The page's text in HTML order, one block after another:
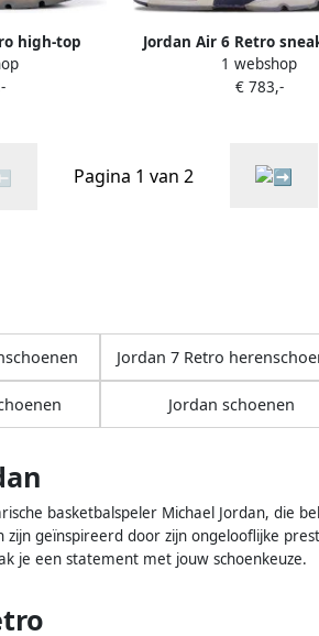
high-top
Jordan Air 6 Retro
1 webshop
€ 783,-
Pagina 1 van 2
Jordan 7 Retro
Jordan schoenen
basketbalspeler Michael Jordan, die
zijn geïnspireerd door zijn ongelooflijke
je een statement met jouw schoenkeuze.